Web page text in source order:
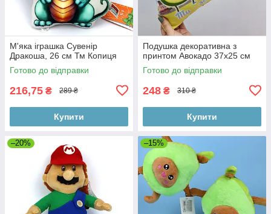
М'яка іграшка Сувенір
Дракоша, 26 см Тм Копиця
Готово до відправки
216,75 ₴ 289 ₴
Купити
Подушка декоративна з
принтом Авокадо 37х25 см
Готово до відправки
248 ₴ 310 ₴
Купити
–20% –15%